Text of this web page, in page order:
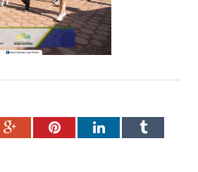
Google+PinterestLinkedInTumblr